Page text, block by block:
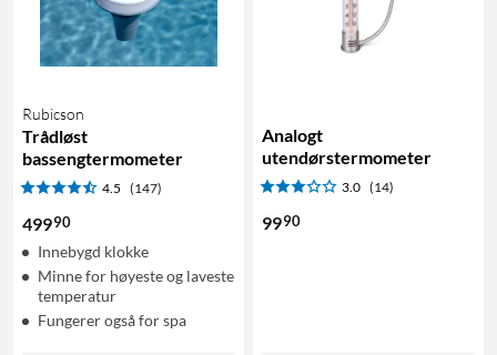
Rubicson
Trådløst
bassengtermometer
4.5 (147)
49990
Innebygd klokke
Minne for høyeste og laveste
temperatur
Fungerer også for spa
Analogt
utendørstermometer
3.0 (14)
9990